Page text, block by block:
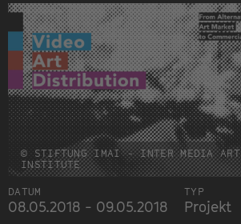
© STIFTUNG IMAI - INTER MEDIA ART
INSTITUTE
DATUM
08.05.2018 - 09.05.2018
TYP
Projekt